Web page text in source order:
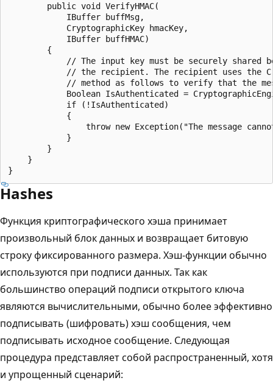
        public void VerifyHMAC(
            IBuffer buffMsg,
            CryptographicKey hmacKey,
            IBuffer buffHMAC)
        {
// The input key must be securely shared
// the recipient. The recipient uses the
// method as follows to verify that the
Boolean IsAuthenticated =
            if (!IsAuthenticated)
            {
throw new Exception("The message
            }
        }
    }
Hashes
Функция криптографического хэша принимает
произвольный блок данных и возвращает битовую
строку фиксированного размера. Хэш-функции обычно
используются при подписи данных. Так как
большинство операций подписи открытого ключа
являются вычислительными, обычно более эффективно
подписывать (шифровать) хэш сообщения, чем
подписывать исходное сообщение. Следующая
процедура представляет собой распространенный, хотя
и упрощенный сценарий: